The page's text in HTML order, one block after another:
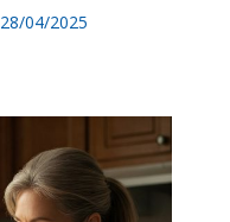
28/04/2025